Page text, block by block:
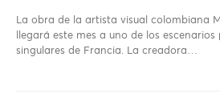
La obra de la artista visual colombiana
llegará este mes a uno de los
singulares de Francia. La creadora…